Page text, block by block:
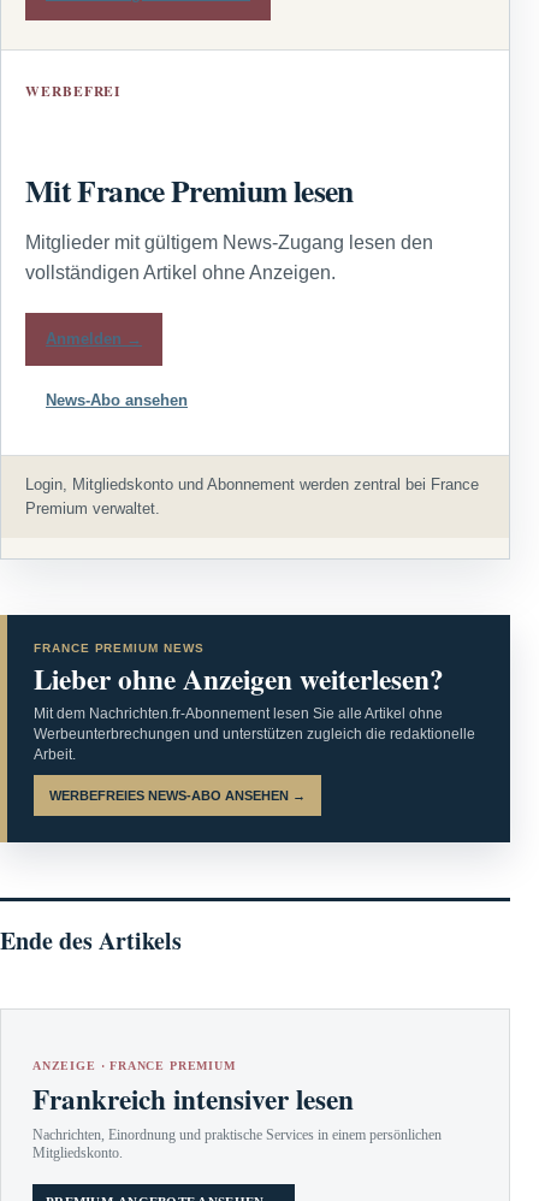
WERBEFREI
Mit France Premium lesen
Mitglieder mit gültigem News-Zugang lesen den
vollständigen Artikel ohne Anzeigen.
Anmelden →
News-Abo ansehen
Login, Mitgliedskonto und Abonnement werden zentral bei France
Premium verwaltet.
FRANCE PREMIUM NEWS
Lieber ohne Anzeigen weiterlesen?
Mit dem Nachrichten.fr-Abonnement lesen Sie alle Artikel ohne
Werbeunterbrechungen und unterstützen zugleich die redaktionelle
Arbeit.
WERBEFREIES NEWS-ABO ANSEHEN →
Ende des Artikels
ANZEIGE · FRANCE PREMIUM
Frankreich intensiver lesen
Nachrichten, Einordnung und praktische Services in einem persönlichen
Mitgliedskonto.